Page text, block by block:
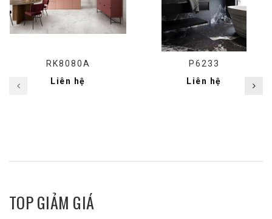
RK8080A
Liên hệ
P6233
Liên hệ
TOP GIẢM GIÁ